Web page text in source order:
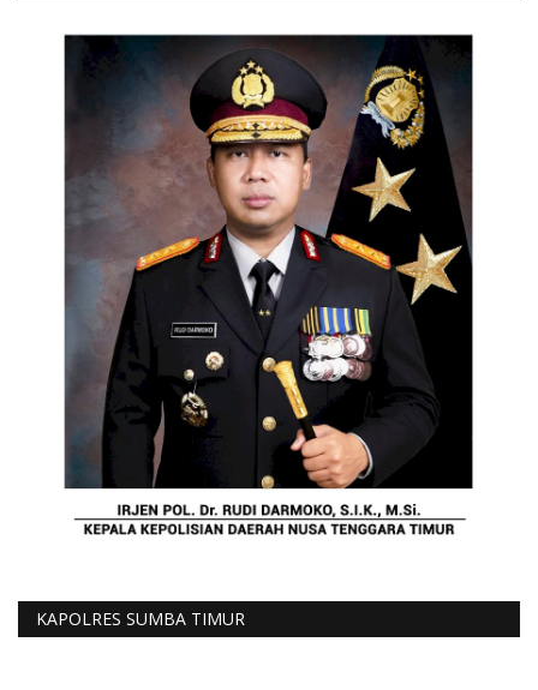
KAPOLRES SUMBA TIMUR